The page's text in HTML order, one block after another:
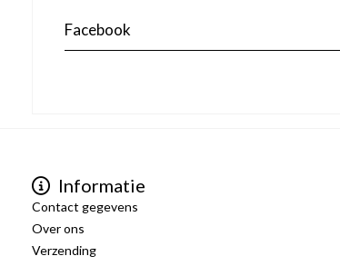
Facebook
Informatie
Contact gegevens
Over ons
Verzending